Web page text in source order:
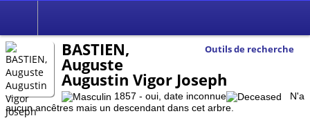
Outils de recherche
BASTIEN,
Auguste
Augustin Vigor Joseph
1857 - oui, date inconnue
N'a
aucun ancêtres mais un descendant dans cet arbre.